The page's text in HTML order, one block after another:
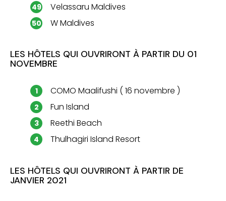
Velassaru Maldives
W Maldives
LES HÔTELS QUI OUVRIRONT À PARTIR DU 01
NOVEMBRE
COMO Maalifushi ( 16 novembre )
Fun Island
Reethi Beach
Thulhagiri Island Resort
LES HÔTELS QUI OUVRIRONT À PARTIR DE
JANVIER 2021